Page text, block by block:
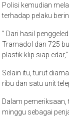
Polisi kemudian
terhadap pelaku
” Dari hasil
Tramadol dan 725
plastik klip siap
Selain itu, turut
ribu dan satu unit
Dalam
minggu sebagai